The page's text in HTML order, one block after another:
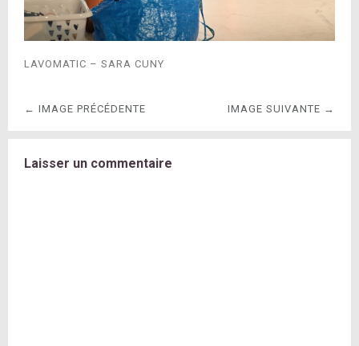
LAVOMATIC – SARA CUNY
← IMAGE PRÉCÉDENTE IMAGE SUIVANTE →
Laisser un commentaire